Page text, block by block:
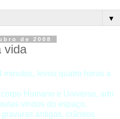
▼
de 2008
vida
minutos, levou quatro horas a
Humano e Universo, adn
vindos do espaço,
antigas, crâneos